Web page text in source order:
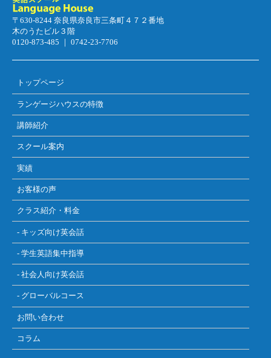
〒630-8244 奈良県奈良市三条町４７２番地
木のうたビル３階
0120-873-485 ｜ 0742-23-7706
トップページ
ランゲージハウスの特徴
講師紹介
スクール案内
実績
お客様の声
クラス紹介・料金
- キッズ向け英会話
- 学生英語集中指導
- 社会人向け英会話
- グローバルコース
お問い合わせ
コラム